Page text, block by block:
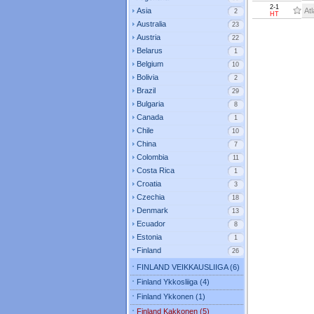
Asia 2
Australia 23
Austria 22
Belarus 1
Belgium 10
Bolivia 2
Brazil 29
Bulgaria 8
Canada 1
Chile 10
China 7
Colombia 11
Costa Rica 1
Croatia 3
Czechia 18
Denmark 13
Ecuador 8
Estonia 1
Finland 26
FINLAND VEIKKAUSLIIGA (6)
Finland Ykkosliiga (4)
Finland Ykkonen (1)
Finland Kakkonen (5)
2-1
HT